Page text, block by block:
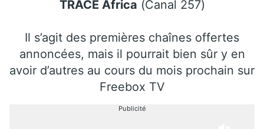
TRACE Africa (Canal 257)
Il s’agit des premières chaînes offertes
annoncées, mais il pourrait bien sûr y en
avoir d’autres au cours du mois prochain sur
Freebox TV
Publicité